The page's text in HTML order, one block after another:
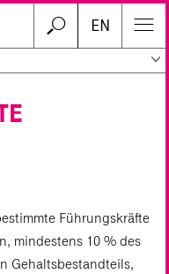
EN
Führungskräfte
mindestens 10 % des
Gehaltsbestandteils,